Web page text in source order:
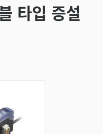
타입 증설